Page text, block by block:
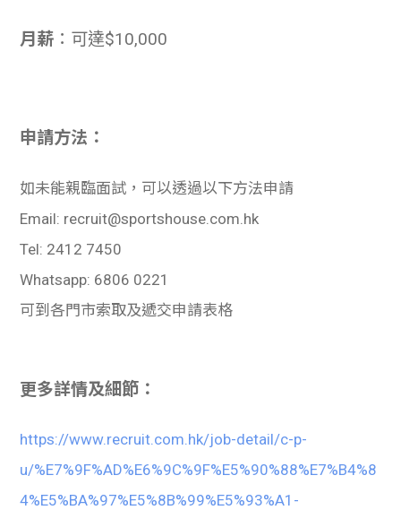
月薪 ：可達$10,000
申請方法：
如未能親臨面試，可以透過以下方法申請
Email: recruit@sportshouse.com.hk
Tel: 2412 7450
Whatsapp: 6806 0221
可到各門市索取及遞交申請表格
更多詳情及細節：
https://www.recruit.com.hk/job-detail/c-p-
u/%E7%9F%AD%E6%9C%9F%E5%90%88%E7%B4%8
4%E5%BA%97%E5%8B%99%E5%93%A1-